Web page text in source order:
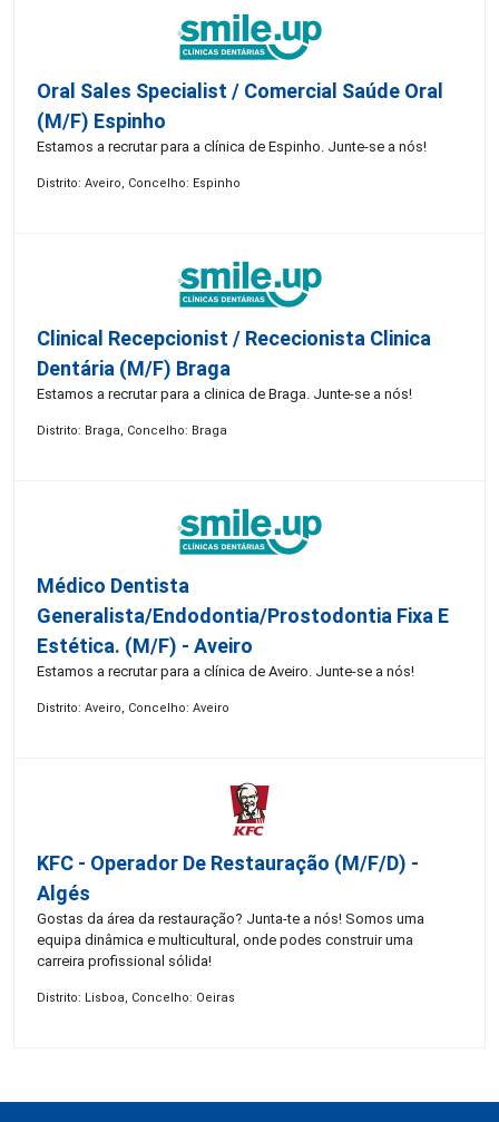
Oral Sales Specialist / Comercial Saúde Oral
(M/F) Espinho
Estamos a recrutar para a clínica de Espinho. Junte-se a nós!
Distrito: Aveiro, Concelho: Espinho
Clinical Recepcionist / Rececionista Clinica
Dentária (M/F) Braga
Estamos a recrutar para a clinica de Braga. Junte-se a nós!
Distrito: Braga, Concelho: Braga
Médico Dentista
Generalista/Endodontia/Prostodontia Fixa E
Estética. (M/F) - Aveiro
Estamos a recrutar para a clínica de Aveiro. Junte-se a nós!
Distrito: Aveiro, Concelho: Aveiro
KFC - Operador De Restauração (m/f/d) -
Algés
Gostas da área da restauração? Junta-te a nós! Somos uma
equipa dinâmica e multicultural, onde podes construir uma
carreira profissional sólida!
Distrito: Lisboa, Concelho: Oeiras